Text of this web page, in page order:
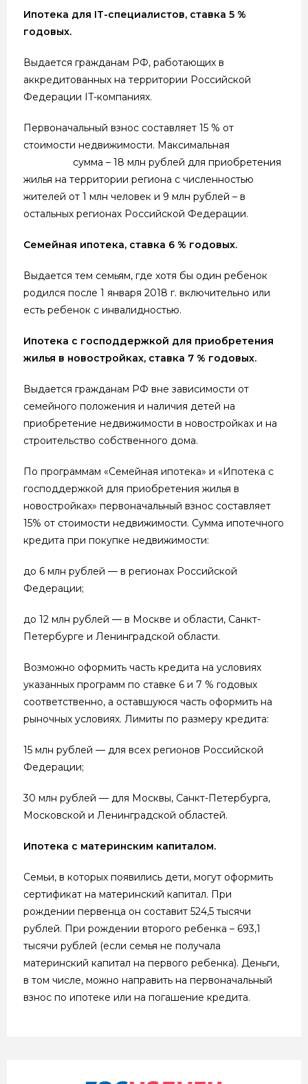
Ипотека для IT-специалистов, ставка 5 %
годовых.
Выдается гражданам РФ, работающих в
аккредитованных на территории Российской
Федерации IT-компаниях.
Первоначальный взнос составляет 15 % от
стоимости недвижимости. Максимальная
сумма – 18 млн рублей для приобретения
жилья на территории региона с численностью
жителей от 1 млн человек и 9 млн рублей – в
остальных регионах Российской Федерации.
Семейная ипотека, ставка 6 % годовых.
Выдается тем семьям, где хотя бы один ребенок
родился после 1 января 2018 г. включительно или
есть ребенок с инвалидностью.
Ипотека c господдержкой для приобретения
жилья в новостройках, ставка 7 % годовых.
Выдается гражданам РФ вне зависимости от
семейного положения и наличия детей на
приобретение недвижимости в новостройках и на
строительство собственного дома.
По программам «Семейная ипотека» и «Ипотека с
господдержкой для приобретения жилья в
новостройках» первоначальный взнос составляет
15% от стоимости недвижимости. Сумма ипотечного
кредита при покупке недвижимости:
до 6 млн рублей — в регионах Российской
Федерации;
до 12 млн рублей — в Москве и области, Санкт-
Петербурге и Ленинградской области.
Возможно оформить часть кредита на условиях
указанных программ по ставке 6 и 7 % годовых
соответственно, а оставшуюся часть оформить на
рыночных условиях. Лимиты по размеру кредита:
15 млн рублей — для всех регионов Российской
Федерации;
30 млн рублей — для Москвы, Санкт-Петербурга,
Московской и Ленинградской областей.
Ипотека с материнским капиталом.
Семьи, в которых появились дети, могут оформить
сертификат на материнский капитал. При
рождении первенца он составит 524,5 тысячи
рублей. При рождении второго ребенка – 693,1
тысячи рублей (если семья не получала
материнский капитал на первого ребенка). Деньги,
в том числе, можно направить на первоначальный
взнос по ипотеке или на погашение кредита.